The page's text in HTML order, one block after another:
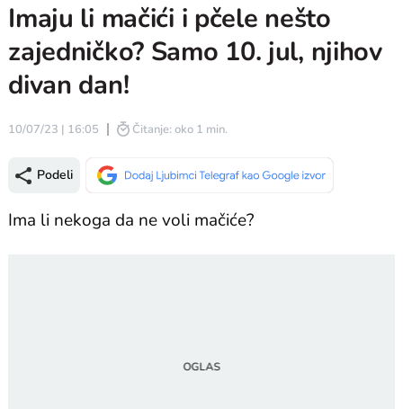
Imaju li mačići i pčele nešto
zajedničko? Samo 10. jul, njihov
divan dan!
10/07/23 | 16:05 Čitanje: oko 1 min.
Podeli
Ima li nekoga da ne voli mačiće?